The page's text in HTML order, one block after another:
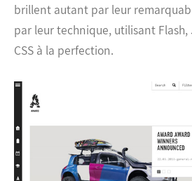
brillent autant par leur
par leur technique, utilisant Flash,
CSS à la perfection.